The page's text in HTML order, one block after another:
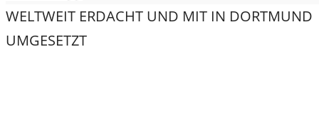
WELTWEIT ERDACHT UND MIT IN DORTMUND
UMGESETZT